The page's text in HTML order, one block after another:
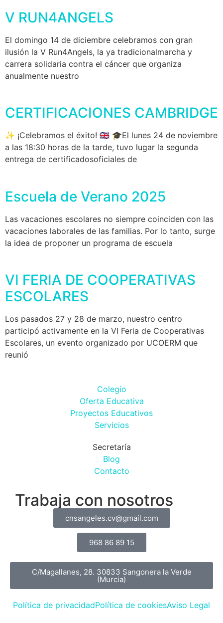
V RUN4ANGELS
El domingo 14 de diciembre celebramos con gran
ilusión la V Run4Angels, la ya tradicionalmarcha y
carrera solidaria contra el cáncer que organiza
anualmente nuestro
CERTIFICACIONES CAMBRIDGE
✨ ¡Celebramos el éxito! 🇬🇧 🎓El lunes 24 de noviembre
a las 18:30 horas de la tarde, tuvo lugar la segunda
entrega de certificadosoficiales de
Escuela de Verano 2025
Las vacaciones escolares no siempre coinciden con las
vacaciones laborales de las familias. Por lo tanto, surge
la idea de proponer un programa de escuela
VI FERIA DE COOPERATIVAS
ESCOLARES
Los pasados 27 y 28 de marzo, nuestro centro
participó activamente en la VI Feria de Cooperativas
Escolares, un evento organizado por UCOERM que
reunió
Colegio
Oferta Educativa
Proyectos Educativos
Servicios
Secretaría
Blog
Contacto
Trabaja con nosotros
cnsangeles.cv@gmail.com
968 86 89 15
C/Magallanes, 28. 30833 Sangonera la Verde
(Murcia)
Política de privacidadPolítica de cookiesAviso Legal